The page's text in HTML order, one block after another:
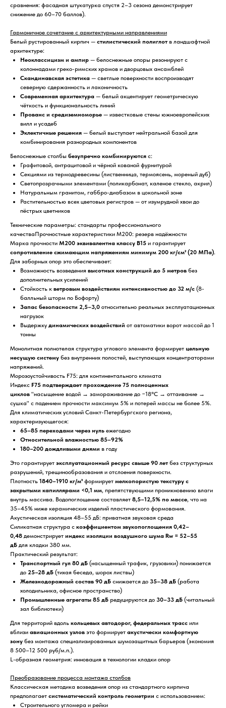
сравнения: фасадная штукатурка спустя 2–3 сезона демонстрирует
снижение до 60–70 баллов).
Гармоничное сочетание с архитектурными направлениями
Белый рустированный кирпич — стилистический полиглот в ландшафтной
архитектуре:
Неоклассицизм и ампир — белоснежные опоры резонируют с
колоннадами греко-римских храмов и дворцовых ансамблей
Скандинавская эстетика — светлые поверхности воспроизводят
северную сдержанность и лаконичность
Современная архитектура — белый акцентирует геометрическую
чёткость и функциональность линий
Прованс и средиземноморье — известковые стены южноевропейских
вилл и усадеб
Эклектичные решения — белый выступает нейтральной базой для
комбинирования разнородных компонентов
Белоснежные столбы безупречно комбинируются с:
Графитовой, антрацитовой и чёрной кованой фурнитурой
Секциями из термодревесины (лиственница, термоясень, мореный дуб)
Светопрозрачными элементами (поликарбонат, каленое стекло, акрил)
Натуральным гранитом, габбро-диабазом в цокольной зоне
Растительностью всех цветовых регистров — от изумрудной хвои до
пёстрых цветников
Технические параметры: стандарты профессионального
качестваПрочностные характеристики М200: резерв надёжности
Марка прочности М200 эквивалентна классу В15 и гарантирует
сопротивление сжимающим напряжениям минимум 200 кг/см² (20 МПа).
Для заборных опор это обеспечивает:
Возможность возведения высотных конструкций до 5 метров без
дополнительных усилений
Стойкость к ветровым воздействиям интенсивностью до 32 м/с (8-
балльный шторм по Бофорту)
Запас безопасности 2,5–3,0 относительно реальных эксплуатационных
нагрузок
Выдержку динамических воздействий от автоматики ворот массой до 1
тонны
Монолитная полнотелая структура углового элемента формирует цельную
несущую систему без внутренних полостей, выступающих концентраторами
напряжений.
Морозоустойчивость F75: для континентального климата
Индекс F75 подтверждает прохождение 75 полноценных
циклов "насыщение водой → замораживание до −18°C → оттаивание →
сушка" с падением прочности максимум 5% и потерей массы не более 5%.
Для климатических условий Санкт-Петербургского региона,
характеризующегося:
65–85 переходами через нуль ежегодно
Относительной влажностью 85–92%
180–200 дождливыми днями в году
Это гарантирует эксплуатационный ресурс свыше 90 лет без структурных
разрушений, трещинообразования и отслоения поверхности.
Плотность 1840–1910 кг/м³ формирует мелкопористую текстуру с
закрытыми капиллярами <0,1 мм, препятствующими проникновению влаги
внутрь массива. Водопоглощение составляет 8,5–12,5% по массе, что на
35–45% ниже керамических изделий пластического формования.
Акустическая изоляция 48–55 дБ: приватная звуковая среда
Силикатная структура с коэффициентом звукопоглощения 0,42–
0,48 демонстрирует индекс изоляции воздушного шума Rw = 52–55
дБ для кладки 380 мм.
Практический результат:
Транспортный гул 80 дБ (насыщенный трафик, грузовики) понижается
до 25–28 дБ (тихая беседа, шорох листвы)
Железнодорожный состав 90 дБ снижается до 35–38 дБ (работа
холодильника, офисное пространство)
Промышленные агрегаты 85 дБ редуцируются до 30–33 дБ (читальный
зал библиотеки)
Для территорий вдоль кольцевых автодорог, федеральных трасс или
вблизи авиационных узлов это формирует акустически комфортную
зону без монтажа специализированных шумозащитных барьеров (экономия
8 500–12 500 руб/м.п.).
L-образная геометрия: инновация в технологии кладки опор
Преобразование процесса монтажа столбов
Классическая методика возведения опор из стандартного кирпича
предполагает систематический контроль геометрии с использованием:
Строительного угломера и рейки